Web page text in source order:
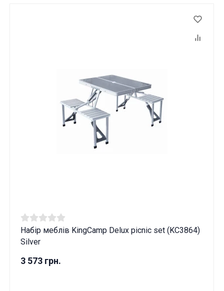
Набір меблів KingCamp Delux picnic set (KC3864)
Silver
3 573 грн.